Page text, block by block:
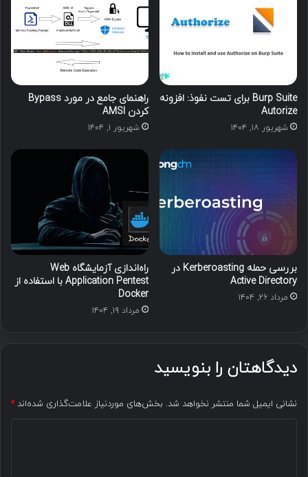
Burp Suite برای تست نفوذ: افزونه
Autorize
شهریور ۱۸, ۱۴۰۴
راهنمای جامع در مورد Bypass
کردن AMSI
شهریور ۱, ۱۴۰۴
بررسی حمله Kerberoasting در
Active Directory
مرداد ۲۶, ۱۴۰۴
راه‌اندازی آزمایشگاه Web
Application Pentest با استفاده از
Docker
مرداد ۱۹, ۱۴۰۴
دیدگاهتان را بنویسید
نشانی ایمیل شما منتشر نخواهد شد. بخش‌های موردنیاز علامت‌گذاری شده‌اند*